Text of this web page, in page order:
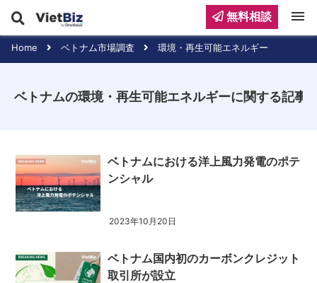
Home ベトナム市場調査 環境・再生可能エネルギー
ベトナムの環境・再生可能エネルギーに関する記事
ベトナムにおける洋上風力発電のポテ
ンシャル
2023年10月20日
ベトナム国内初のカーボンクレジット
取引所が設立
無料相談 menu